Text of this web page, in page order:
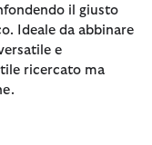
il giusto
Ideale da abbinare
e
ricercato ma